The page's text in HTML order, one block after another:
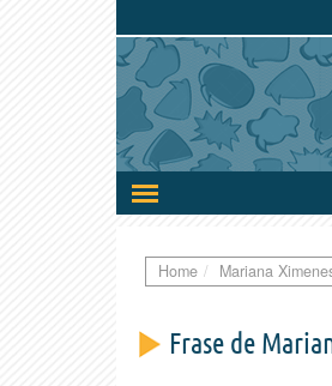
Ativar/desativar
a
Home Mariana
Frase de